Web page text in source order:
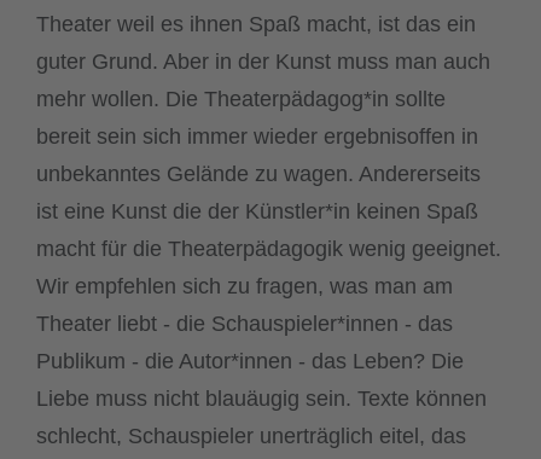
Theater weil es ihnen Spaß macht, ist das ein
guter Grund. Aber in der Kunst muss man auch
mehr wollen. Die Theaterpädagog*in sollte
bereit sein sich immer wieder ergebnisoffen in
unbekanntes Gelände zu wagen. Andererseits
ist eine Kunst die der Künstler*in keinen Spaß
macht für die Theaterpädagogik wenig geeignet.
Wir empfehlen sich zu fragen, was man am
Theater liebt - die Schauspieler*innen - das
Publikum - die Autor*innen - das Leben? Die
Liebe muss nicht blauäugig sein. Texte können
schlecht, Schauspieler unerträglich eitel, das